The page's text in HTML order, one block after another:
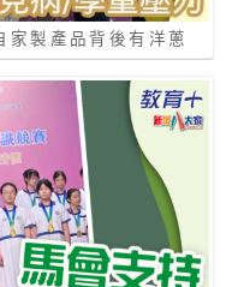
製產品背後有洋蔥